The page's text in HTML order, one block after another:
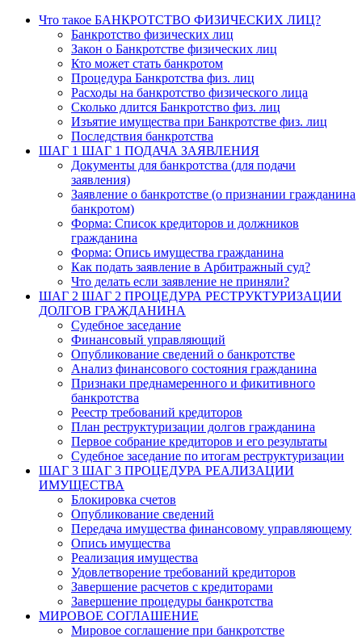
Что такое БАНКРОТСТВО ФИЗИЧЕСКИХ ЛИЦ?
Банкротство физических лиц
Закон о Банкротстве физических лиц
Кто может стать банкротом
Процедура Банкротства физ. лиц
Расходы на банкротство физического лица
Сколько длится Банкротство физ. лиц
Изъятие имущества при Банкротстве физ. лиц
Последствия банкротства
ШАГ 1 ШАГ 1 ПОДАЧА ЗАЯВЛЕНИЯ
Документы для банкротства (для подачи
заявления)
Заявление о банкротстве (о признании гражданина
банкротом)
Форма: Список кредиторов и должников
гражданина
Форма: Опись имущества гражданина
Как подать заявление в Арбитражный суд?
Что делать если заявление не приняли?
ШАГ 2 ШАГ 2 ПРОЦЕДУРА РЕСТРУКТУРИЗАЦИИ
ДОЛГОВ ГРАЖДАНИНА
Судебное заседание
Финансовый управляющий
Опубликование сведений о банкротстве
Анализ финансового состояния гражданина
Признаки преднамеренного и фикитивного
банкротства
Реестр требований кредиторов
План реструктуризации долгов гражданина
Первое собрание кредиторов и его результаты
Судебное заседание по итогам реструктуризации
ШАГ 3 ШАГ 3 ПРОЦЕДУРА РЕАЛИЗАЦИИ
ИМУЩЕСТВА
Блокировка счетов
Опубликование сведений
Передача имущества финансовому управляющему
Опись имущества
Реализация имущества
Удовлетворение требований кредиторов
Завершение расчетов с кредиторами
Завершение процедуры банкротства
МИРОВОЕ СОГЛАШЕНИЕ
Мировое соглашение при банкротстве